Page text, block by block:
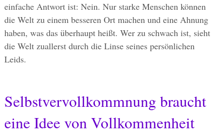
einfache Antwort ist: Nein. Nur starke Menschen können
die Welt zu einem besseren Ort machen und eine Ahnung
haben, was das überhaupt heißt. Wer zu schwach ist, sieht
die Welt zuallerst durch die Linse seines persönlichen
Leids.
Selbstvervollkommnung braucht
eine Idee von Vollkommenheit